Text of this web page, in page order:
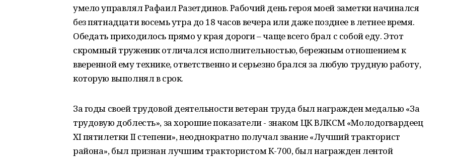
умело управлял Рафаил Разетдинов. Рабочий день героя моей заметки начинался
без пятнадцати восемь утра до 18 часов вечера или даже позднее в летнее время.
Обедать приходилось прямо у края дороги – чаще всего брал с собой еду. Этот
скромный труженик отличался исполнительностью, бережным отношением к
вверенной ему технике, ответственно и серьезно брался за любую трудную работу,
которую выполнял в срок.
За годы своей трудовой деятельности ветеран труда был награжден медалью «За
трудовую доблесть», за хорошие показатели - знаком ЦК ВЛКСМ «Молодогвардеец
XI пятилетки II степени», неоднократно получал звание «Лучший тракторист
района», был признан лучшим трактористом К-700, был награжден лентой